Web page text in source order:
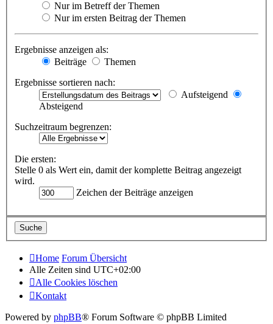
Nur im Betreff der Themen
Nur im ersten Beitrag der Themen
Ergebnisse anzeigen als:
Beiträge
Themen
Ergebnisse sortieren nach:
Aufsteigend
Absteigend
Suchzeitraum begrenzen:
Die ersten:
Stelle 0 als Wert ein, damit der komplette Beitrag angezeigt
wird.
Zeichen der Beiträge anzeigen
Home Forum Übersicht
Alle Zeiten sind UTC+02:00
Alle Cookies löschen
Kontakt
Powered by phpBB® Forum Software © phpBB Limited